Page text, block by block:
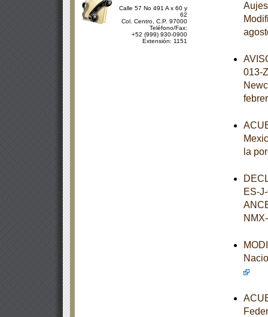
Calle 57 No 491 A x 60 y
62
Col. Centro, C.P. 97000
Teléfono/Fax:
+52 (999) 930-0900
Extensión: 1151
013-
la
ES-